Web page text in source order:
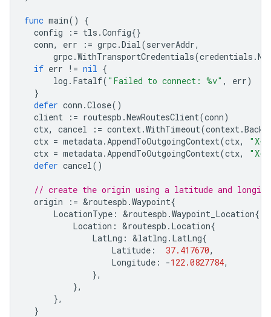
func main()
{
config
:= tls .Config{}
conn, err := grpc.Dial(serverAddr,
grpc.WithTransportCredentials(credentials .
if err != nil {
log . Fatalf( "Failed to connect: %v" , err)
}
defer conn .Close()
client
:= routespb .NewRoutesClient(conn)
ctx, cancel := context.WithTimeout(context.
ctx = metadata.AppendToOutgoingContext(ctx,
"X-
ctx = metadata.AppendToOutgoingContext(ctx,
"X-
defer cancel()
// create the origin using a latitude and
origin
:= &routespb .Waypoint{
LocationType : &routespb .Waypoint_Location{
Location : &routespb . Location{
LatLng : &latlng . LatLng{
Latitude : 37.417670,
Longitude : -122.0827784,
},
},
},
}